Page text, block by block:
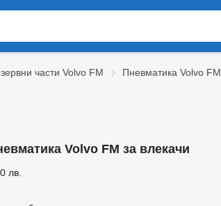
части Volvo FM Пневматика Volvo FM
Volvo FM за влекачи
лв.